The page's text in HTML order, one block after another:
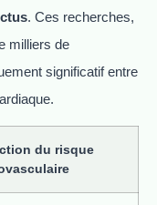
. Ces recherches,
milliers de
significatif entre
du risque